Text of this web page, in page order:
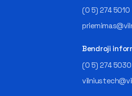
(0 5) 274 5010
Bendroji
(0 5) 274 5030